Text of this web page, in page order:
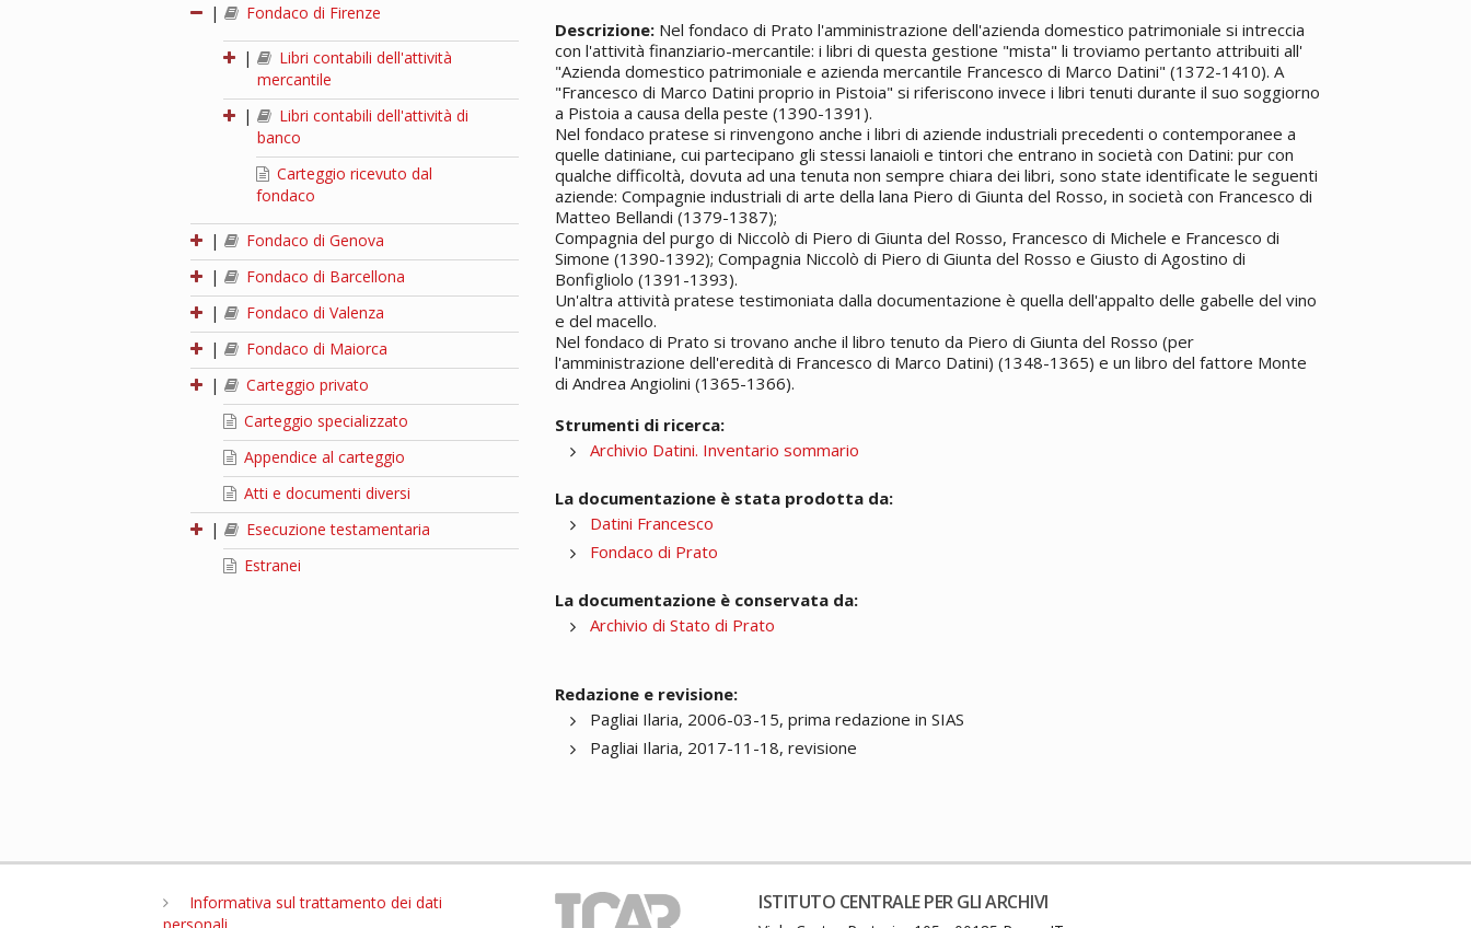
|
Fondaco di Firenze
|
Libri contabili dell'attività
mercantile
|
Libri contabili dell'attività di
banco
Carteggio ricevuto dal
fondaco
|
Fondaco di Genova
|
Fondaco di Barcellona
|
Fondaco di Valenza
|
Fondaco di Maiorca
|
Carteggio privato
Carteggio specializzato
Appendice al carteggio
Atti e documenti diversi
|
Esecuzione testamentaria
Estranei
Descrizione: Nel fondaco di Prato l'amministrazione dell'azienda domestico patrimoniale si intreccia
con l'attività finanziario-mercantile: i libri di questa gestione "mista" li troviamo pertanto attribuiti all'
"Azienda domestico patrimoniale e azienda mercantile Francesco di Marco Datini" (1372-1410). A
"Francesco di Marco Datini proprio in Pistoia" si riferiscono invece i libri tenuti durante il suo soggiorno
a Pistoia a causa della peste (1390-1391).
Nel fondaco pratese si rinvengono anche i libri di aziende industriali precedenti o contemporanee a
quelle datiniane, cui partecipano gli stessi lanaioli e tintori che entrano in società con Datini: pur con
qualche difficoltà, dovuta ad una tenuta non sempre chiara dei libri, sono state identificate le seguenti
aziende: Compagnie industriali di arte della lana Piero di Giunta del Rosso, in società con Francesco di
Matteo Bellandi (1379-1387);
Compagnia del purgo di Niccolò di Piero di Giunta del Rosso, Francesco di Michele e Francesco di
Simone (1390-1392); Compagnia Niccolò di Piero di Giunta del Rosso e Giusto di Agostino di
Bonfigliolo (1391-1393).
Un'altra attività pratese testimoniata dalla documentazione è quella dell'appalto delle gabelle del vino
e del macello.
Nel fondaco di Prato si trovano anche il libro tenuto da Piero di Giunta del Rosso (per
l'amministrazione dell'eredità di Francesco di Marco Datini) (1348-1365) e un libro del fattore Monte
di Andrea Angiolini (1365-1366).
Strumenti di ricerca:
Archivio Datini. Inventario sommario
La documentazione è stata prodotta da:
Datini Francesco
Fondaco di Prato
La documentazione è conservata da:
Archivio di Stato di Prato
Redazione e revisione:
Pagliai Ilaria, 2006-03-15, prima redazione in SIAS
Pagliai Ilaria, 2017-11-18, revisione
Informativa sul trattamento dei dati
ISTITUTO CENTRALE PER GLI ARCHIVI